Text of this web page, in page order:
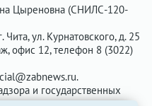
Цыреновна (СНИЛС-120-
ул. Курнатовского, д. 25
офис 12, телефон 8 (3022)
.
и государственных